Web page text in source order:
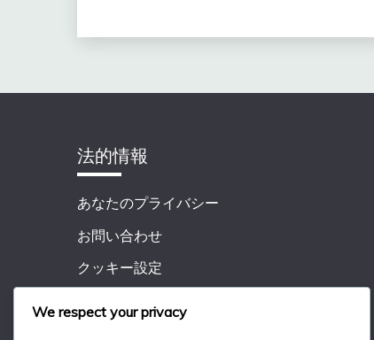
法的情報
あなたのプライバシー
お問い合わせ
クッキー設定
We respect your privacy